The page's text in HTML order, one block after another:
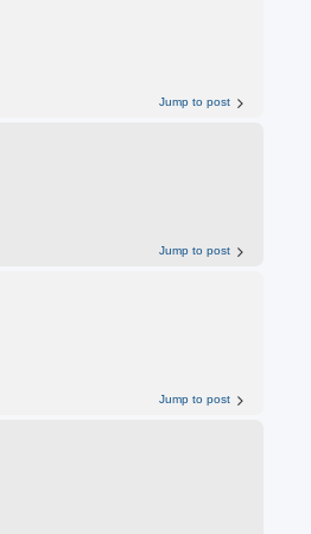
Jump to post
Jump to post
Jump to post